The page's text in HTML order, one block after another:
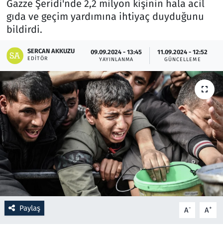
Gazze Şeridi'nde 2,2 milyon kişinin hala acil
gıda ve geçim yardımına ihtiyaç duyduğunu
bildirdi.
SERCAN AKKUZU
EDITÖR
09.09.2024 - 13:45
YAYINLANMA
11.09.2024 - 12:52
GÜNCELLEME
Paylaş A- A+
Otomobil
Oyun
Ramazan
Resmi İlanlar
Rüya Tabirleri
Sağlık
Savunma Sanayi
Seçim 2023
Spor